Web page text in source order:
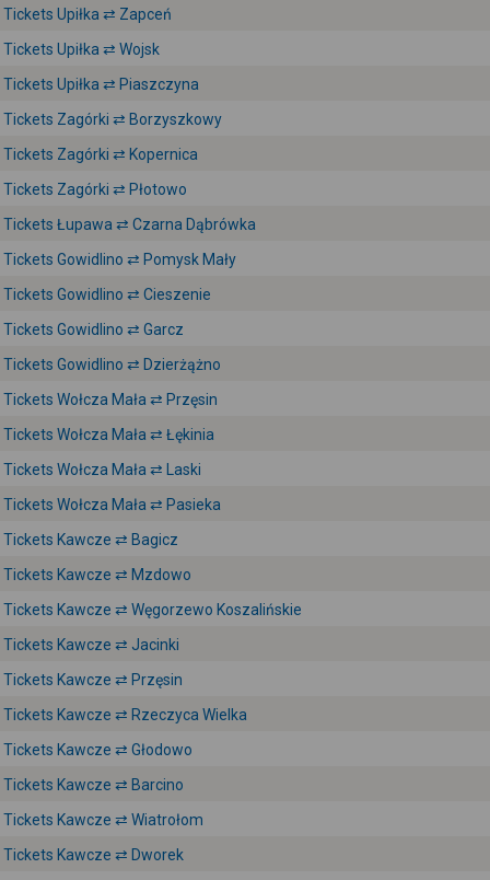
Tickets Upiłka ⇄ Zapceń
Tickets Upiłka ⇄ Wojsk
Tickets Upiłka ⇄ Piaszczyna
Tickets Zagórki ⇄ Borzyszkowy
Tickets Zagórki ⇄ Kopernica
Tickets Zagórki ⇄ Płotowo
Tickets Łupawa ⇄ Czarna Dąbrówka
Tickets Gowidlino ⇄ Pomysk Mały
Tickets Gowidlino ⇄ Cieszenie
Tickets Gowidlino ⇄ Garcz
Tickets Gowidlino ⇄ Dzierżążno
Tickets Wołcza Mała ⇄ Przęsin
Tickets Wołcza Mała ⇄ Łękinia
Tickets Wołcza Mała ⇄ Laski
Tickets Wołcza Mała ⇄ Pasieka
Tickets Kawcze ⇄ Bagicz
Tickets Kawcze ⇄ Mzdowo
Tickets Kawcze ⇄ Węgorzewo Koszalińskie
Tickets Kawcze ⇄ Jacinki
Tickets Kawcze ⇄ Przęsin
Tickets Kawcze ⇄ Rzeczyca Wielka
Tickets Kawcze ⇄ Głodowo
Tickets Kawcze ⇄ Barcino
Tickets Kawcze ⇄ Wiatrołom
Tickets Kawcze ⇄ Dworek